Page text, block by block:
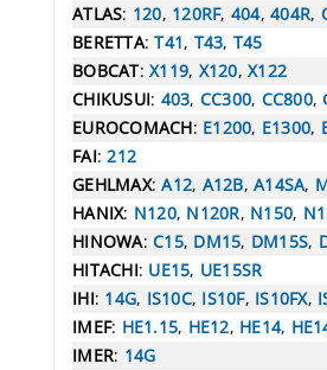
ATLAS: 120, 120RF, 404, 404R,
BERETTA:T41, T43, T45
BOBCAT: X119, X120, X122
CHIKUSUI: 403, CC300, CC800,
EUROCOMACH: E1200, E1300,
FAI:212
GEHLMAX:A12, A12B, A14SA,
HANIX: N120, N120R, N150,
HINOWA: C15, DM15, DM15S,
HITACHI: UE15, UE15SR
IHI: 14G, IS10C, IS10F, IS10FX,
IMEF: HE1.15, HE12, HE14,
IMER: 14G